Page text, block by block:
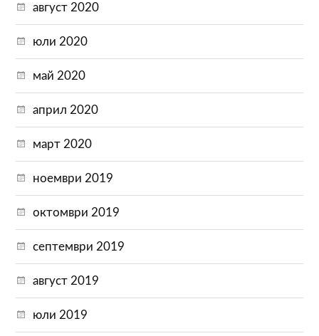
август 2020
юли 2020
май 2020
април 2020
март 2020
ноември 2019
октомври 2019
септември 2019
август 2019
юли 2019